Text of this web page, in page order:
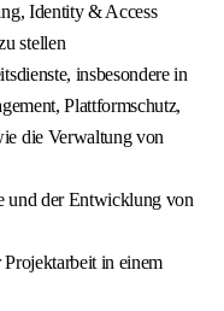
Identity & Access
stellen
insbesondere in
Plattformschutz,
die Verwaltung von
und der Entwicklung von
in einem